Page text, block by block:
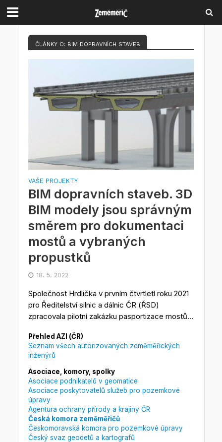
ČLÁNKY O: BIM DOPRAVNÍCH STAVEB
VAŠE PROJEKTY
BIM dopravních staveb. 3D
BIM modely jsou správným
směrem pro dokumentaci
mostů a vybraných
propustků
18. 5. 2022
Společnost Hrdlička v prvním čtvrtletí roku 2021
pro Ředitelství silnic a dálnic ČR (ŘSD)
zpracovala pilotní zakázku pasportizace mostů...
Přehled AZI (ČR)
Seznam všech autorizovaných zeměměřických
inženýrů
Asociace, komory, spolky
Asociace podnikatelů v geomatice
Asociace poskytovatelů služeb pro pozemkové
úpravy
Agentura ochrany přírody a krajiny ČR
Česká komora zeměměřičů
Českomoravská komora pro pozemkové úpravy
Český svaz geodetů a kartografů